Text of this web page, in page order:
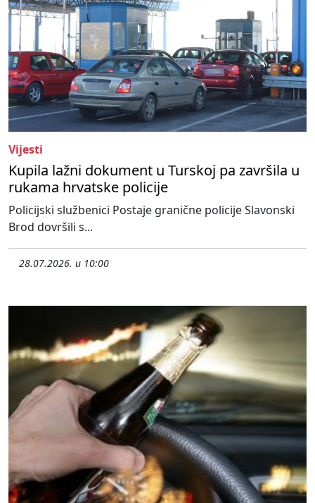
Vijesti
Kupila lažni dokument u Turskoj pa završila u
rukama hrvatske policije
Policijski službenici Postaje granične policije Slavonski
Brod dovršili s...
28.07.2026. u 10:00